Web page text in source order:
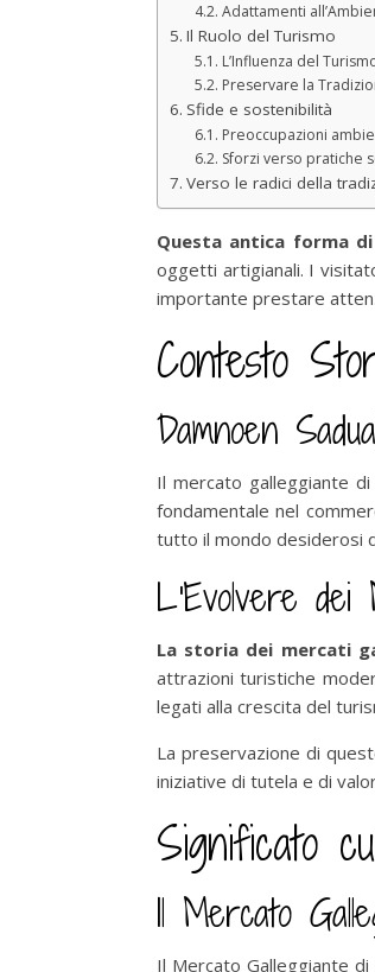
Adattamenti
Il Ruolo del Turismo
L’Influenza del
Preservare la
Sfide e sostenibilità
Preoccupazioni
Sforzi verso pratiche
Verso le radici della
Questa antica forma
oggetti artigianali. I
importante prestare
Contesto
Damnoen
Il mercato galleggiante
fondamentale nel
tutto il mondo desiderosi
L’Evolvere dei
La storia dei mercati
attrazioni turistiche
legati alla crescita del
La preservazione di
iniziative di tutela e di
Significato
Il Mercato
Il Mercato Galleggiante